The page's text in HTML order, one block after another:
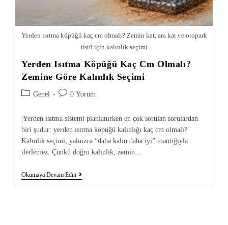
Yerden ısıtma köpüğü kaç cm olmalı? Zemin kat, ara kat ve otopark
üstü için kalınlık seçimi
Yerden Isıtma Köpüğü Kaç Cm Olmalı?
Zemine Göre Kalınlık Seçimi
Genel 0 Yorum
|Yerden ısıtma sistemi planlanırken en çok sorulan sorulardan
biri şudur: yerden ısıtma köpüğü kalınlığı kaç cm olmalı?
Kalınlık seçimi, yalnızca “daha kalın daha iyi” mantığıyla
ilerlemez. Çünkü doğru kalınlık; zemin…
Okumaya Devam Edin